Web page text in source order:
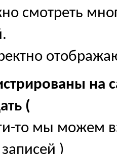
смотреть
(
то мы можем
)